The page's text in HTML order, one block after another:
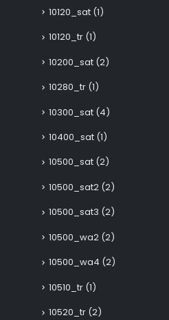
10120_sat (1)
10120_tr (1)
10200_sat (2)
10280_tr (1)
10300_sat (4)
10400_sat (1)
10500_sat (2)
10500_sat2 (2)
10500_sat3 (2)
10500_wa2 (2)
10500_wa4 (2)
10510_tr (1)
10520_tr (2)